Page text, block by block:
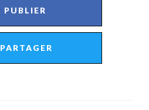
PUBLIER
PARTAGER